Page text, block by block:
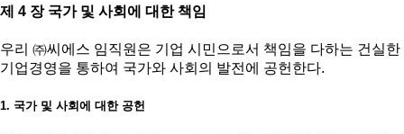
제 4 장 국가 및 사회에 대한 책임
우리 ㈜씨에스 임직원은 기업 시민으로서 책임을 다하는 건실한
기업경영을 통하여 국가와 사회의 발전에 공헌한다.
1. 국가 및 사회에 대한 공헌